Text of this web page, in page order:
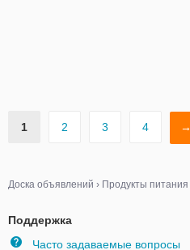
1 2 3 4 →
Доска объявлений › Продукты питания
Поддержка
Часто задаваемые вопросы